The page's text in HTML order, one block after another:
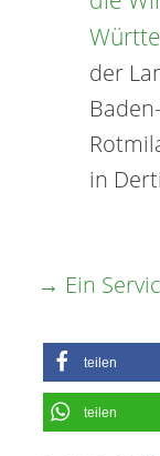
der
in
→ Ein
teilen
teilen